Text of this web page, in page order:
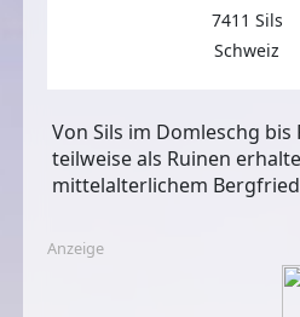
7411 Sils
Schweiz
Von Sils im Domleschg
teilweise als Ruinen
mittelalterlichem
Anzeige